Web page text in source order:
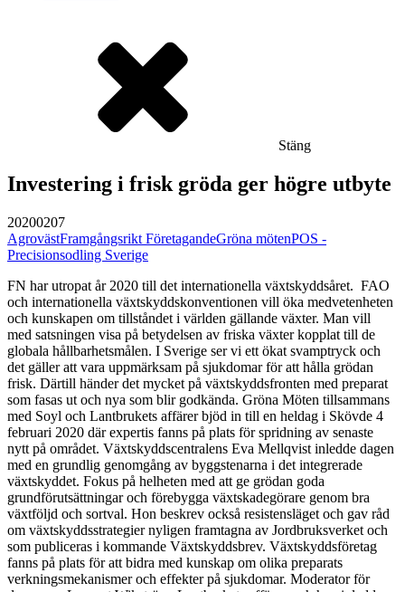
Stäng
Investering i frisk gröda ger högre utbyte
20200207
AgrovästFramgångsrikt FöretagandeGröna mötenPOS -
Precisionsodling Sverige
FN har utropat år 2020 till det internationella växtskyddsåret. FAO
och internationella växtskyddskonventionen vill öka medvetenheten
och kunskapen om tillståndet i världen gällande växter. Man vill
med satsningen visa på betydelsen av friska växter kopplat till de
globala hållbarhetsmålen. I Sverige ser vi ett ökat svamptryck och
det gäller att vara uppmärksam på sjukdomar för att hålla grödan
frisk. Därtill händer det mycket på växtskyddsfronten med preparat
som fasas ut och nya som blir godkända. Gröna Möten tillsammans
med Soyl och Lantbrukets affärer bjöd in till en heldag i Skövde 4
februari 2020 där expertis fanns på plats för spridning av senaste
nytt på området. Växtskyddscentralens Eva Mellqvist inledde dagen
med en grundlig genomgång av byggstenarna i det integrerade
växtskyddet. Fokus på helheten med att ge grödan goda
grundförutsättningar och förebygga växtskadegörare genom bra
växtföljd och sortval. Hon beskrev också resistensläget och gav råd
om växtskyddsstrategier nyligen framtagna av Jordbruksverket och
som publiceras i kommande Växtskyddsbrev. Växtskyddsföretag
fanns på plats för att bidra med kunskap om olika preparats
verkningsmekanismer och effekter på sjukdomar. Moderator för